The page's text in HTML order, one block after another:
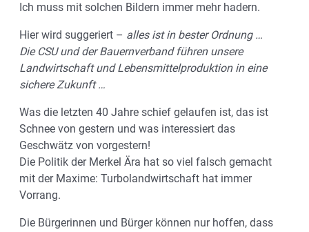
Ich muss mit solchen Bildern immer mehr hadern.
Hier wird suggeriert – alles ist in bester Ordnung …
Die CSU und der Bauernverband führen unsere
Landwirtschaft und Lebensmittelproduktion in eine
sichere Zukunft …
Was die letzten 40 Jahre schief gelaufen ist, das ist
Schnee von gestern und was interessiert das
Geschwätz von vorgestern!
Die Politik der Merkel Ära hat so viel falsch gemacht
mit der Maxime: Turbolandwirtschaft hat immer
Vorrang.
Die Bürgerinnen und Bürger können nur hoffen, dass